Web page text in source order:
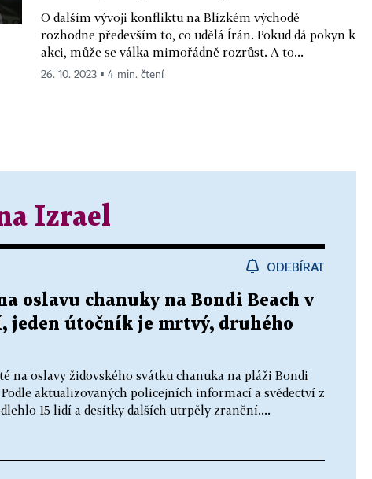
O dalším vývoji konfliktu na Blízkém východě
rozhodne především to, co udělá Írán. Pokud dá pokyn k
akci, může se válka mimořádně rozrůst. A to...
26. 10. 2023 ▪ 4 min. čtení
Izrael
ODEBÍRAT
oslavu chanuky na Bondi Beach v
jeden útočník je mrtvý, druhého
na oslavy židovského svátku chanuka na pláži Bondi
aktualizovaných policejních informací a svědectví z
15 lidí a desítky dalších utrpěly zranění....